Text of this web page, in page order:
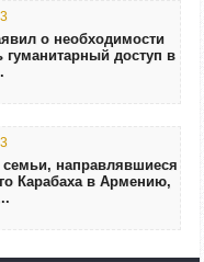
о необходимости
гуманитарный доступ в
направлявшиеся
Карабаха в Армению,